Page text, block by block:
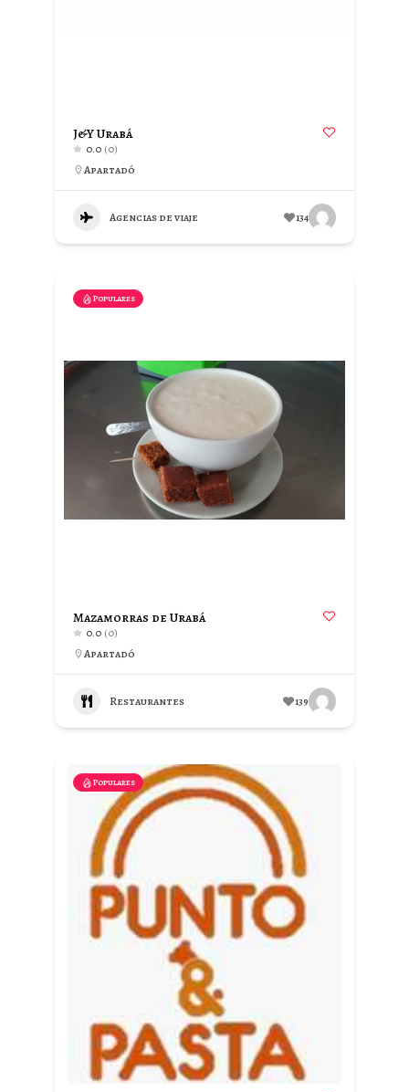
J&Y Urabá
0.0 (0)
Apartadó
Agencias de viaje 134
Populares
Mazamorras de Urabá
0.0 (0)
Apartadó
Restaurantes 139
Populares